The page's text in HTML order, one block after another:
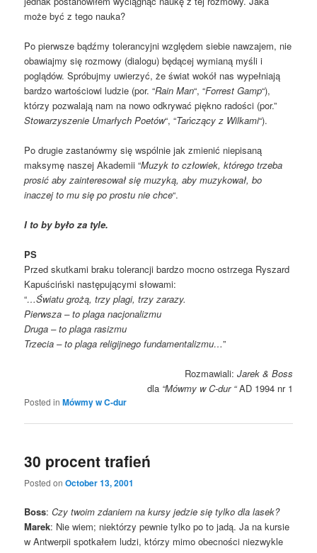
może być z tego nauka?
Po pierwsze bądźmy tolerancyjni względem siebie nawzajem, nie
obawiajmy się rozmowy (dialogu) będącej wymianą myśli i
poglądów. Spróbujmy uwierzyć, że świat wokół nas wypełniają
bardzo wartościowi ludzie (por. “Rain Man“, “Forrest Gamp“),
którzy pozwalają nam na nowo odkrywać piękno radości (por.”
Stowarzyszenie Umarłych Poetów“, “Tańczący z Wilkami“).
Po drugie zastanówmy się wspólnie jak zmienić niepisaną
maksymę naszej Akademii “Muzyk to człowiek, którego trzeba
prosić aby zainteresował się muzyką, aby muzykował, bo
inaczej to mu się po prostu nie chce“.
I to by było za tyle.
PS
Przed skutkami braku tolerancji bardzo mocno ostrzega Ryszard
Kapuściński następującymi słowami:
“…Światu grożą, trzy plagi, trzy zarazy.
Pierwsza – to plaga nacjonalizmu
Druga – to plaga rasizmu
Trzecia – to plaga religijnego fundamentalizmu…”
Rozmawiali: Jarek & Boss
dla “Mówmy w C-dur “AD 1994 nr 1
Posted in Mówmy w C-dur
30 procent trafień
Posted onOctober 13, 2001
Boss:Czy twoim zdaniem na kursy jedzie się tylko dla lasek?
Marek: Nie wiem; niektórzy pewnie tylko po to jadą. Ja na kursie
w Antwerpii spotkałem ludzi, którzy mimo obecności niezwykle